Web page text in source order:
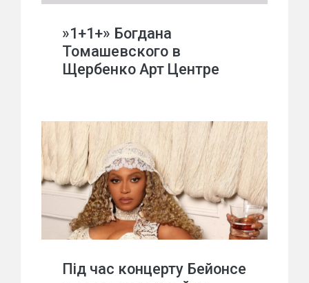
»1+1+» Богдана
Томашевского в
Щербенко Арт Центре
Під час концерту Бейонсе